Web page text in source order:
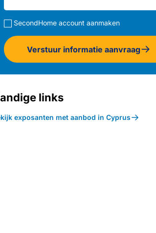
SecondHome account aanmaken
Verstuur informatie aanvraag
links
exposanten met aanbod in Cyprus